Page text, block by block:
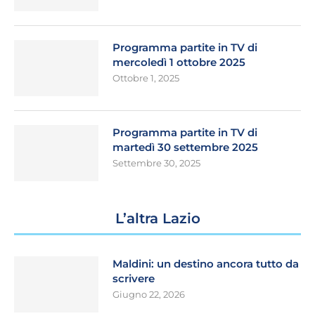
Programma partite in TV di
mercoledì 1 ottobre 2025
Ottobre 1, 2025
Programma partite in TV di
martedì 30 settembre 2025
Settembre 30, 2025
L’altra Lazio
Maldini: un destino ancora tutto da
scrivere
Giugno 22, 2026